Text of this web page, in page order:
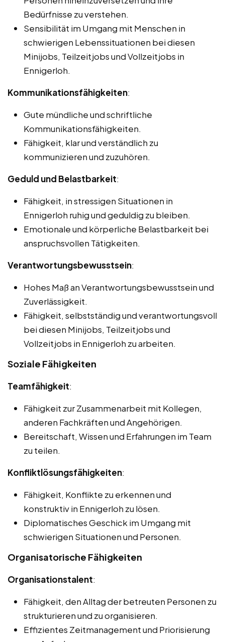
Bedürfnisse zu verstehen.
Sensibilität im Umgang mit Menschen in
schwierigen Lebenssituationen bei diesen
Minijobs, Teilzeitjobs und Vollzeitjobs in
Ennigerloh.
Kommunikationsfähigkeiten:
Gute mündliche und schriftliche
Kommunikationsfähigkeiten.
Fähigkeit, klar und verständlich zu
kommunizieren und zuzuhören.
Geduld und Belastbarkeit:
Fähigkeit, in stressigen Situationen in
Ennigerloh ruhig und geduldig zu bleiben.
Emotionale und körperliche Belastbarkeit bei
anspruchsvollen Tätigkeiten.
Verantwortungsbewusstsein:
Hohes Maß an Verantwortungsbewusstsein und
Zuverlässigkeit.
Fähigkeit, selbstständig und verantwortungsvoll
bei diesen Minijobs, Teilzeitjobs und
Vollzeitjobs in Ennigerloh zu arbeiten.
Soziale Fähigkeiten
Teamfähigkeit:
Fähigkeit zur Zusammenarbeit mit Kollegen,
anderen Fachkräften und Angehörigen.
Bereitschaft, Wissen und Erfahrungen im Team
zu teilen.
Konfliktlösungsfähigkeiten:
Fähigkeit, Konflikte zu erkennen und
konstruktiv in Ennigerloh zu lösen.
Diplomatisches Geschick im Umgang mit
schwierigen Situationen und Personen.
Organisatorische Fähigkeiten
Organisationstalent:
Fähigkeit, den Alltag der betreuten Personen zu
strukturieren und zu organisieren.
Effizientes Zeitmanagement und Priorisierung